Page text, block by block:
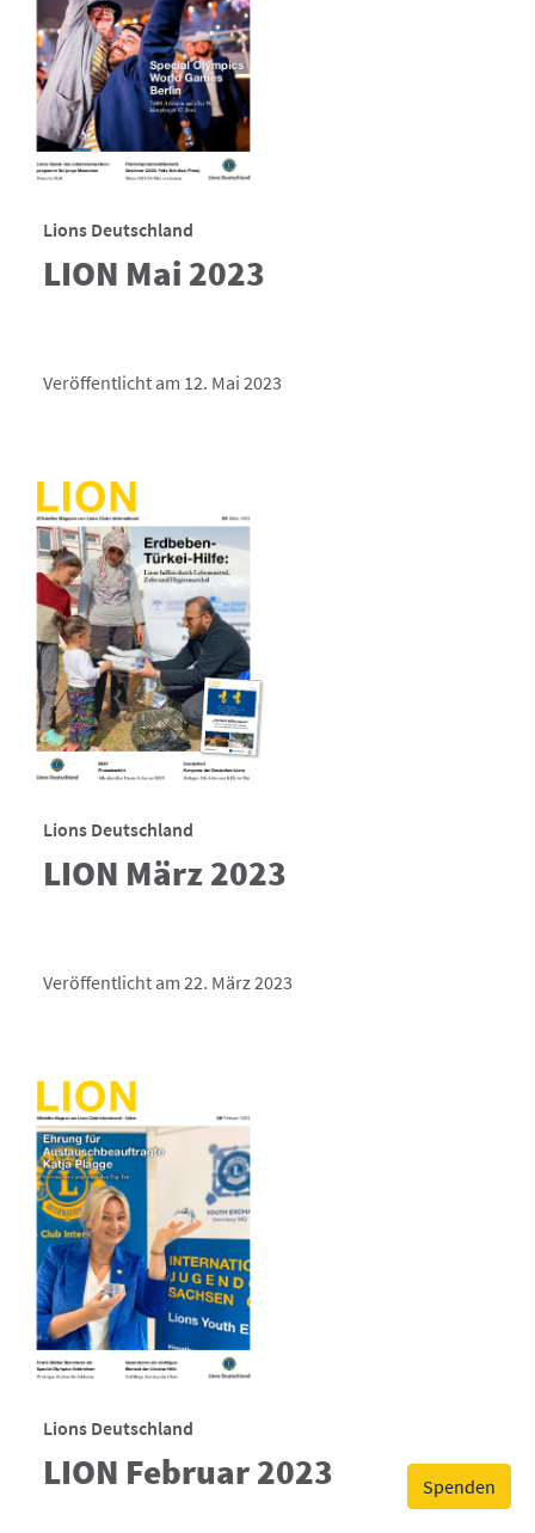
Spenden
Lions Deutschland
LION Mai 2023
Veröffentlicht am 12. Mai 2023
Lions Deutschland
LION März 2023
Veröffentlicht am 22. März 2023
Lions Deutschland
LION Februar 2023